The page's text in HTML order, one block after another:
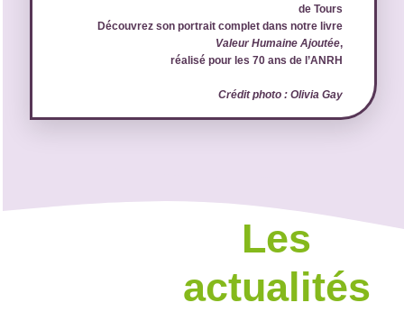
de Tours
Découvrez son portrait complet dans notre livre
Valeur Humaine Ajoutée,
réalisé pour les 70 ans de l’ANRH
Crédit photo : Olivia Gay
Les
actualités